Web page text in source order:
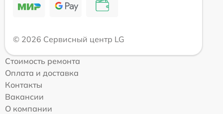
© 2026 Сервисный центр LG
Стоимость ремонта
Оплата и доставка
Контакты
Вакансии
О компании